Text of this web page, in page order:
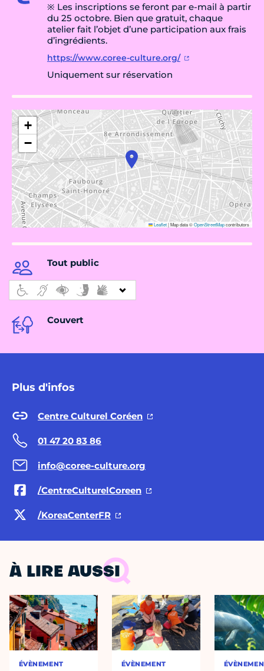
※ Les inscriptions se feront par e-mail à partir
du 25 octobre. Bien que gratuit, chaque
atelier fait l’objet d’une participation aux frais
d’ingrédients.
https://www.coree-culture.org/
Uniquement sur réservation
+
−
Leaflet|Map data ©OpenStreetMapcontributors
Tout public
Couvert
Plus d'infos
Centre Culturel Coréen
01 47 20 83 86
info@coree-culture.org
/CentreCulturelCoreen
/KoreaCenterFR
À LIRE AUSSI
ÉVÈNEMENT ÉVÈNEMENT